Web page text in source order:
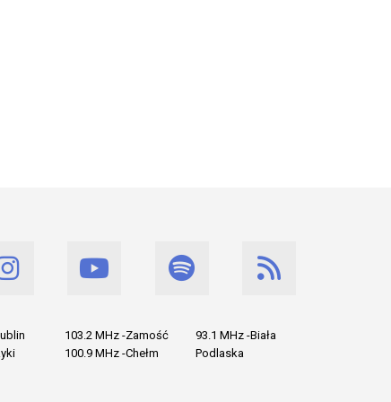
103.2 MHz -Zamość
100.9 MHz -Chełm
93.1 MHz -Biała
Podlaska